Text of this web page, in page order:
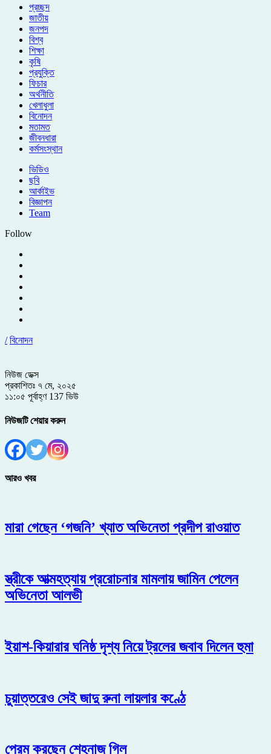
প্রচ্ছদ
জাতীয়
জনপদ
বিশ্ব
শিক্ষা
কৃষি
প্রযুক্তি
ফিচার
অর্থনীতি
খেলাধুলা
বিনোদন
মতামত
জীবনধারা
কর্মসংস্থান
ভিডিও
ছবি
আর্কাইভ
বিজ্ঞাপন
Team
Follow
/ বিনোদন
নিউজ ডেক্স
প্রকাশিতঃ ৭ মে, ২০২৫
১১:০৫ পূর্বাহ্ণ 137 ভিউ
নিউজটি শেয়ার করুন
আরও খবর
মারা গেছেন ‘গজনি’ খ্যাত অভিনেতা প্রদীপ রাওয়াত
স্ত্রীকে আত্মহত্যায় প্ররোচনার মামলায় জামিন পেলেন
অভিনেতা আলভী
ইয়াশ-কিয়ারার ঘনিষ্ঠ দৃশ্য নিয়ে ট্রলের জবাব দিলেন হুমা
চুয়াত্তরেও সেই জাদু রুনা লায়লার কণ্ঠে
প্রেম করছেন শেহনাজ গিল